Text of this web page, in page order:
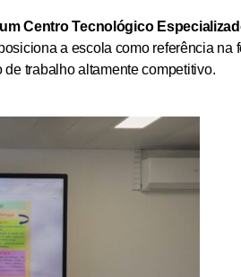
Centro Tecnológico
a escola como referência na
trabalho altamente competitivo.